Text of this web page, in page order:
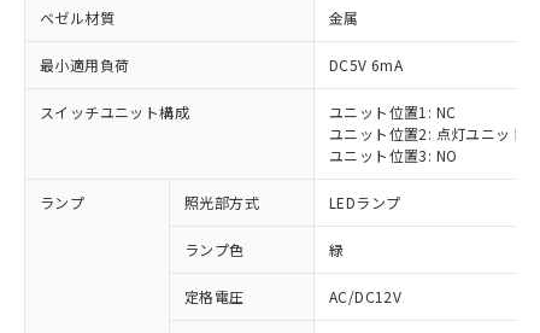
ベゼル材質 金属
最小適用負荷 DC5V 6mA
スイッチユニット構成
ユニット位置1: NC
ユニット位置2: 点灯ユニット
ユニット位置3: NO
ランプ 照光部方式 LEDランプ
ランプ色 緑
定格電圧 AC/DC12V